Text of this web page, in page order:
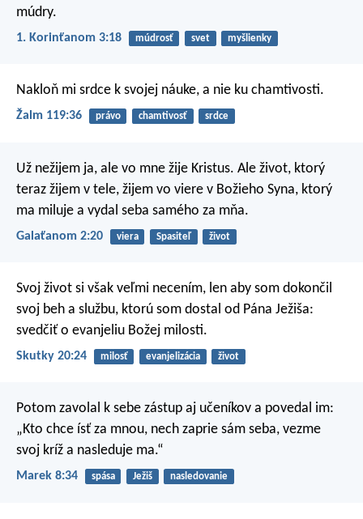
múdry.
1. Korinťanom 3:18 múdrosť svet myšlienky
Nakloň mi srdce k svojej náuke, a nie ku chamtivosti.
Žalm 119:36 právo chamtivosť srdce
Už nežijem ja, ale vo mne žije Kristus. Ale život, ktorý
teraz žijem v tele, žijem vo viere v Božieho Syna, ktorý
ma miluje a vydal seba samého za mňa.
Galaťanom 2:20 viera Spasiteľ život
Svoj život si však veľmi necením, len aby som dokončil
svoj beh a službu, ktorú som dostal od Pána Ježiša:
svedčiť o evanjeliu Božej milosti.
Skutky 20:24 milosť evanjelizácia život
Potom zavolal k sebe zástup aj učeníkov a povedal im:
„Kto chce ísť za mnou, nech zaprie sám seba, vezme
svoj kríž a nasleduje ma.“
Marek 8:34 spása Ježiš nasledovanie